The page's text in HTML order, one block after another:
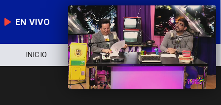
EN VIVO
NOTICIERO POLÍTICA ECONOMÍA